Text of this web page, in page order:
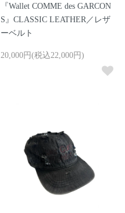
『Wallet COMME des GARCON
S』CLASSIC LEATHER／レザ
ーベルト
20,000円(税込22,000円)